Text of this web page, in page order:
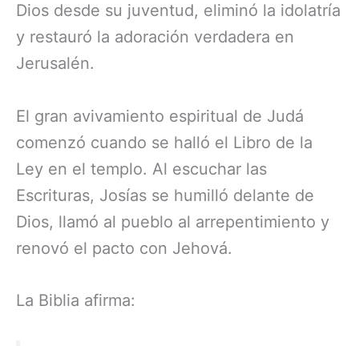
Dios desde su juventud, eliminó la idolatría
y restauró la adoración verdadera en
Jerusalén.
El gran avivamiento espiritual de Judá
comenzó cuando se halló el Libro de la
Ley en el templo. Al escuchar las
Escrituras, Josías se humilló delante de
Dios, llamó al pueblo al arrepentimiento y
renovó el pacto con Jehová.
La Biblia afirma: